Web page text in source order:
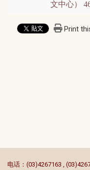
文中心）
Print
电话：(03)4267163 ,